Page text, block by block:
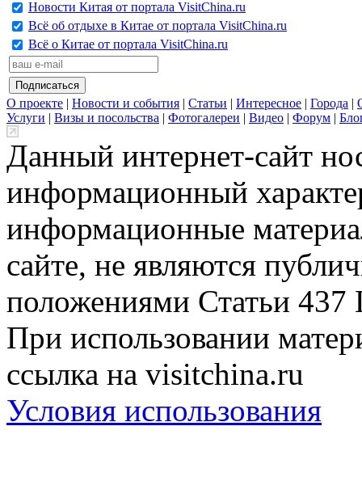
Новости Китая от портала VisitChina.ru
Всё об отдыхе в Китае от портала VisitChina.ru
Всё о Китае от портала VisitChina.ru
О проекте | Новости и события | Статьи | Интересное | Города |
Услуги | Визы и посольства | Фотогалереи | Видео | Форум |
Данный интернет-сайт
информационный
информационные
сайте, не являются
положениями Статьи 437
При использовании
ссылка на visitchina.ru
Условия использования